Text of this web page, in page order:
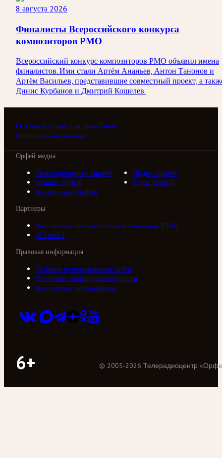
8 августа 2026
Финалисты Всероссийского конкурса
композиторов РМО
Всероссийский конкурс композиторов РМО объявил имена
финалистов. Ими стали Артём Ананьев, Антон Танонов и
Артём Васильев, представившие совместный проект, а
Динис Курбанов и Дмитрий Кошелев.
Оставить отзыв или пожелание
Сообщить об ошибке
Орфей медиа
Телерадиоцентр Орфей
Видео Орфей
Афиша Орфей
Ноты Орфей
Коллективы Орфей
Партнеры
Российская библиотечная ассоциация (РБА)
///ТРАКТ
Правовая информация
Условия использования сайта
Политика конфиденциальности
Контактная информация
6+ © 2005-2026 Телерадиоцентр